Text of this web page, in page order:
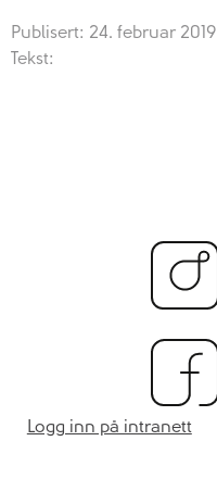
Publisert: 24. februar 2019
Tekst:
Logg inn på intranett